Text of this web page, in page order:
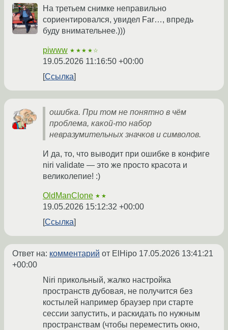
На третьем снимке неправильно
сориентировался, увидел Far…, впредь
буду внимательнее.)))
piwww ★★★★☆
19.05.2026 11:16:50 +00:00
Ссылка
ошибка. При том не понятно в чём
проблема, какой-то набор
невразумительных значков и символов.
И да, то, что выводит при ошибке в конфиге
niri validate — это же просто красота и
великолепие! :)
OldManClone ★★
19.05.2026 15:12:32 +00:00
Ссылка
Ответ на: комментарий от ElHipo 17.05.2026 13:41:21
+00:00
Niri прикольный, жалко настройка
пространств дубовая, не получится без
костылей например браузер при старте
сессии запустить, и раскидать по нужным
пространствам (чтобы переместить окно,